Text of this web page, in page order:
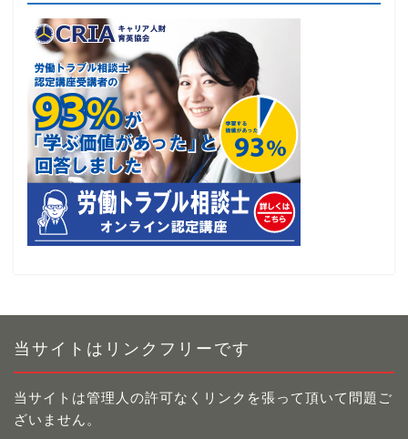
当サイトはリンクフリーです
当サイトは管理人の許可なくリンクを張って頂いて問題ご
ざいません。